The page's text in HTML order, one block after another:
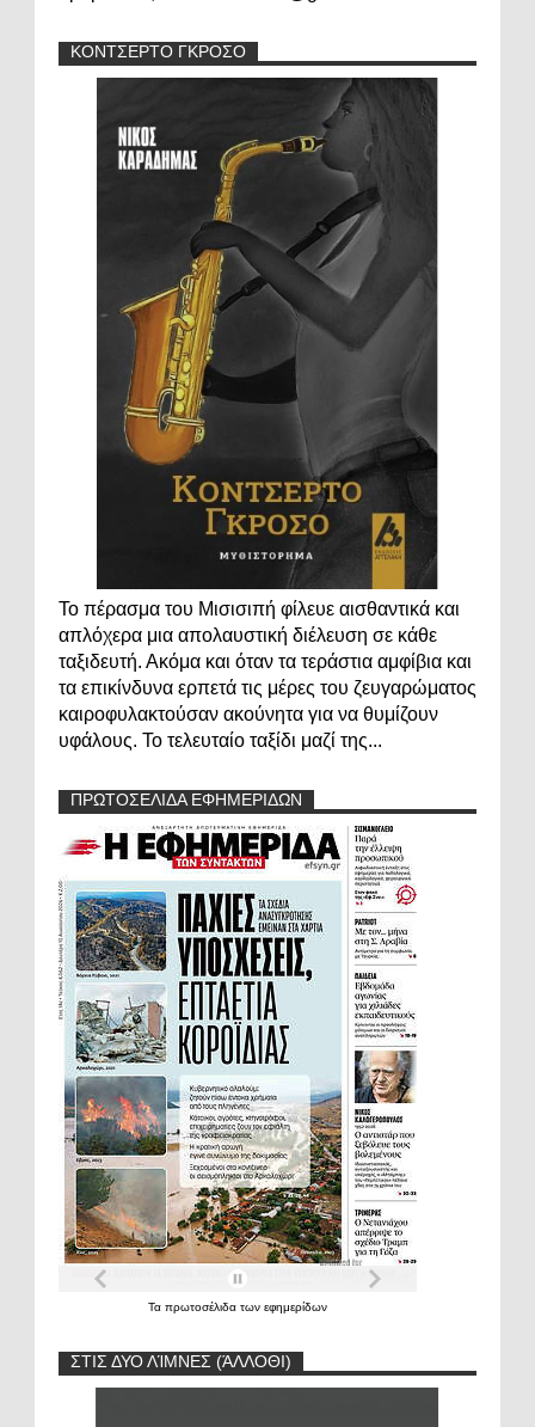
ΚΟΝΤΣΕΡΤΟ ΓΚΡΟΣΟ
Το πέρασμα του Μισισιπή φίλευε αισθαντικά και
απλόχερα μια απολαυστική διέλευση σε κάθε
ταξιδευτή. Ακόμα και όταν τα τεράστια αμφίβια και
τα επικίνδυνα ερπετά τις μέρες του ζευγαρώματος
καιροφυλακτούσαν ακούνητα για να θυμίζουν
υφάλους. Το τελευταίο ταξίδι μαζί της...
ΠΡΩΤΟΣΕΛΙΔΑ ΕΦΗΜΕΡΙΔΩΝ
Τα πρωτοσέλιδα των εφημερίδων
ΣΤΙΣ ΔΥΟ ΛΊΜΝΕΣ (ΆΛΛΟΘΙ)